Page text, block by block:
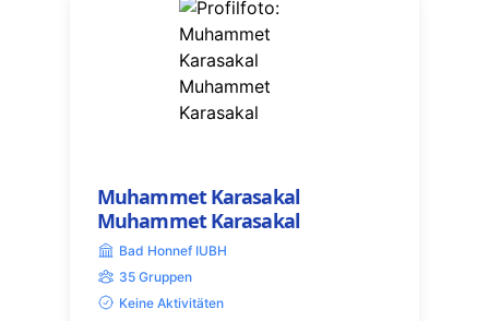
Muhammet Karasakal
Muhammet Karasakal
Bad Honnef IUBH
35 Gruppen
Keine Aktivitäten